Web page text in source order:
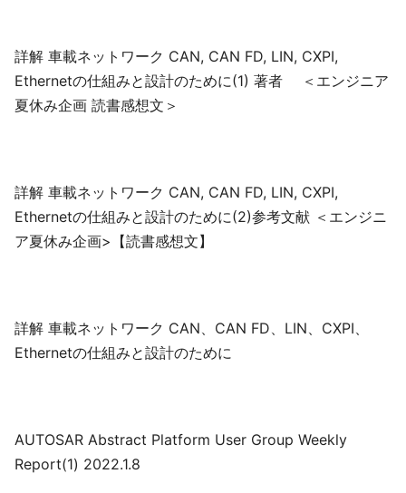
詳解 車載ネットワーク CAN, CAN FD, LIN, CXPI,
Ethernetの仕組みと設計のために(1) 著者 ＜エンジニア
夏休み企画 読書感想文＞
詳解 車載ネットワーク CAN, CAN FD, LIN, CXPI,
Ethernetの仕組みと設計のために(2)参考文献 ＜エンジニ
ア夏休み企画>【読書感想文】
詳解 車載ネットワーク CAN、CAN FD、LIN、CXPI、
Ethernetの仕組みと設計のために
AUTOSAR Abstract Platform User Group Weekly
Report(1) 2022.1.8